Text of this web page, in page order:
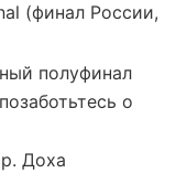
(финал России,
полуфинал
о
Доха